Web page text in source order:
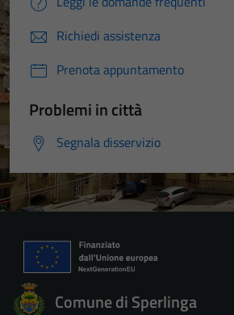
Richiedi assistenza
Prenota appuntamento
Problemi in città
Segnala disservizio
Comune di Sperlinga